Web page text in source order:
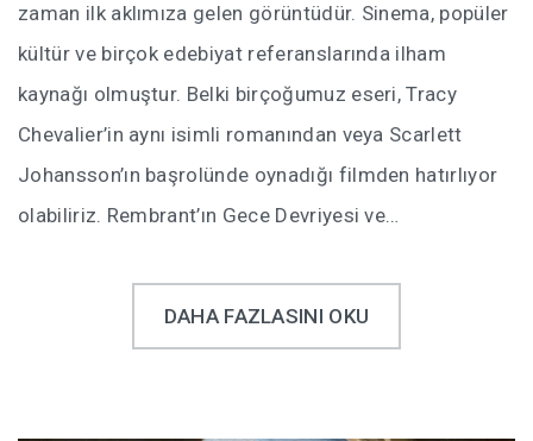
zaman ilk aklımıza gelen görüntüdür. Sinema, popüler
kültür ve birçok edebiyat referanslarında ilham
kaynağı olmuştur. Belki birçoğumuz eseri, Tracy
Chevalier’in aynı isimli romanından veya Scarlett
Johansson’ın başrolünde oynadığı filmden hatırlıyor
olabiliriz. Rembrant’ın Gece Devriyesi ve…
DAHA FAZLASINI OKU